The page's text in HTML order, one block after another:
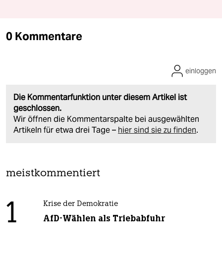
0 Kommentare
Die Kommentarfunktion unter diesem Artikel ist
geschlossen.
Wir öffnen die Kommentarspalte bei ausgewählten
Artikeln für etwa drei Tage – hier sind sie zu finden.
einloggen
meistkommentiert
1 Krise der Demokratie
AfD-Wählen als Triebabfuhr